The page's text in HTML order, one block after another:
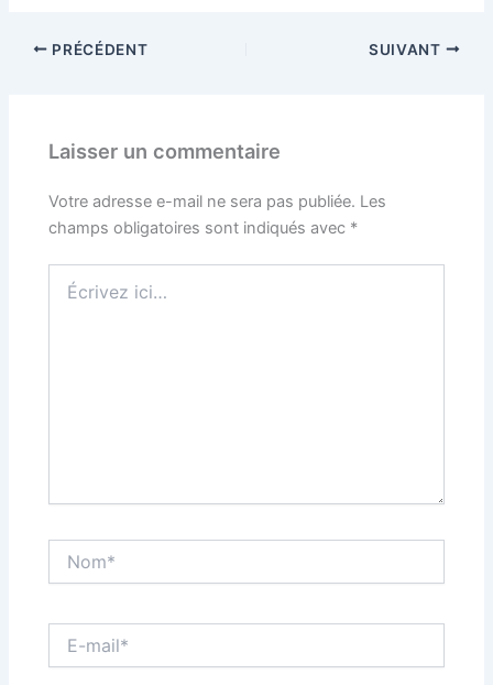
PRÉCÉDENT SUIVANT
Laisser un commentaire
Votre adresse e-mail ne sera pas publiée. Les
champs obligatoires sont indiqués avec *
ici…
mail*